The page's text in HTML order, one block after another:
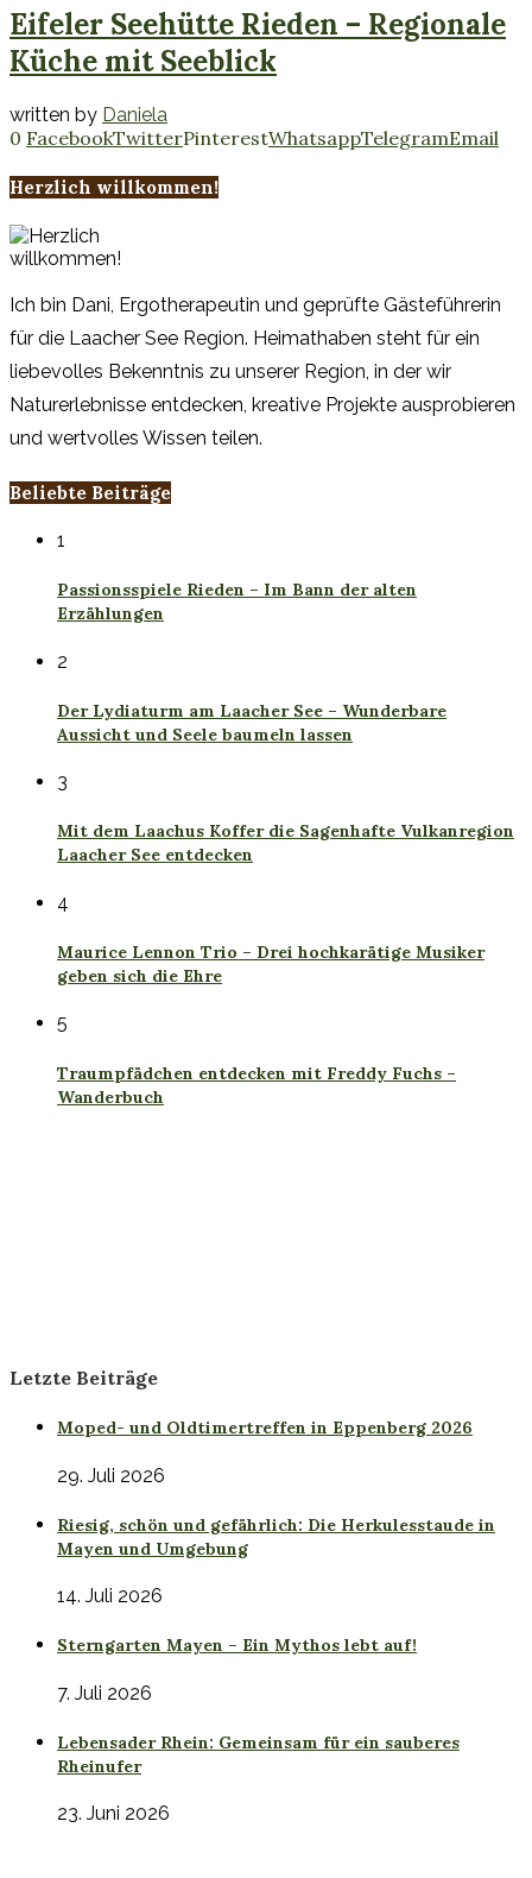
Eifeler Seehütte Rieden – Regionale
Küche mit Seeblick
written by Daniela
0 FacebookTwitterPinterestWhatsappTelegramEmail
Herzlich willkommen!
Ich bin Dani, Ergotherapeutin und geprüfte Gästeführerin
für die Laacher See Region. Heimathaben steht für ein
liebevolles Bekenntnis zu unserer Region, in der wir
Naturerlebnisse entdecken, kreative Projekte ausprobieren
und wertvolles Wissen teilen.
Beliebte Beiträge
1
Passionsspiele Rieden – Im Bann der alten
Erzählungen
2
Der Lydiaturm am Laacher See – Wunderbare
Aussicht und Seele baumeln lassen
3
Mit dem Laachus Koffer die Sagenhafte Vulkanregion
Laacher See entdecken
4
Maurice Lennon Trio – Drei hochkarätige Musiker
geben sich die Ehre
5
Traumpfädchen entdecken mit Freddy Fuchs –
Wanderbuch
Letzte Beiträge
Moped- und Oldtimertreffen in Eppenberg 2026
29. Juli 2026
Riesig, schön und gefährlich: Die Herkulesstaude in
Mayen und Umgebung
14. Juli 2026
Sterngarten Mayen – Ein Mythos lebt auf!
7. Juli 2026
Lebensader Rhein: Gemeinsam für ein sauberes
Rheinufer
23. Juni 2026